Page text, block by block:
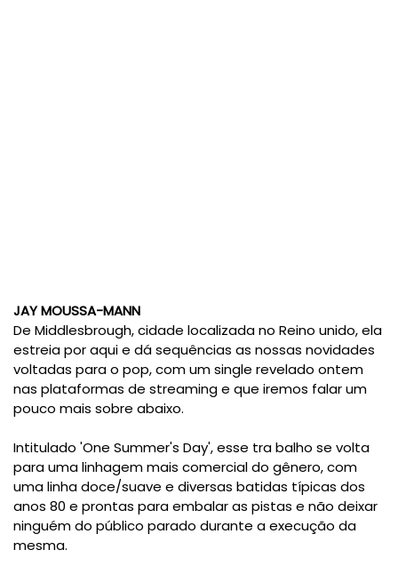
JAY MOUSSA-MANN
De Middlesbrough, cidade localizada no Reino unido, ela
estreia por aqui e dá sequências as nossas novidades
voltadas para o pop, com um single revelado ontem
nas plataformas de streaming e que iremos falar um
pouco mais sobre abaixo.
Intitulado 'One Summer's Day', esse tra balho se volta
para uma linhagem mais comercial do gênero, com
uma linha doce/suave e diversas batidas típicas dos
anos 80 e prontas para embalar as pistas e não deixar
ninguém do público parado durante a execução da
mesma.